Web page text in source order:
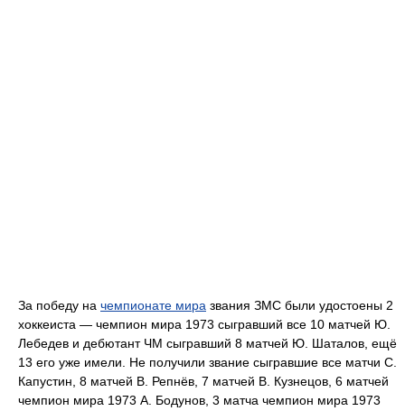
За победу на чемпионате мира звания ЗМС были удостоены 2
хоккеиста — чемпион мира 1973 сыгравший все 10 матчей Ю.
Лебедев и дебютант ЧМ сыгравший 8 матчей Ю. Шаталов, ещё
13 его уже имели. Не получили звание сыгравшие все матчи С.
Капустин, 8 матчей В. Репнёв, 7 матчей В. Кузнецов, 6 матчей
чемпион мира 1973 А. Бодунов, 3 матча чемпион мира 1973